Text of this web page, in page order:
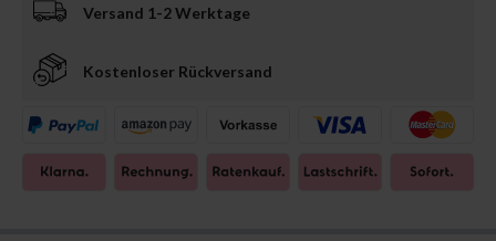
Versand 1-2 Werktage
Kostenloser Rückversand